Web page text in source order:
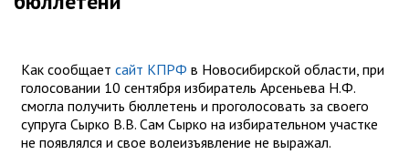
Как сообщает сайт КПРФ в Новосибирской области, при
голосовании 10 сентября избиратель Арсеньева Н.Ф.
смогла получить бюллетень и проголосовать за своего
супруга Сырко В.В. Сам Сырко на избирательном участке
не появлялся и свое волеизъявление не выражал.